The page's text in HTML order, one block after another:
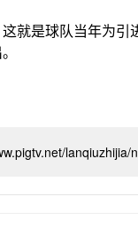
就是球队当年为